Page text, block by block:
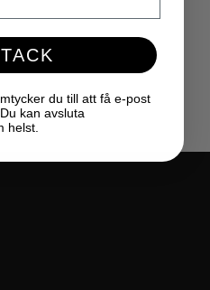
du till att få e-post
kan avsluta
helst.